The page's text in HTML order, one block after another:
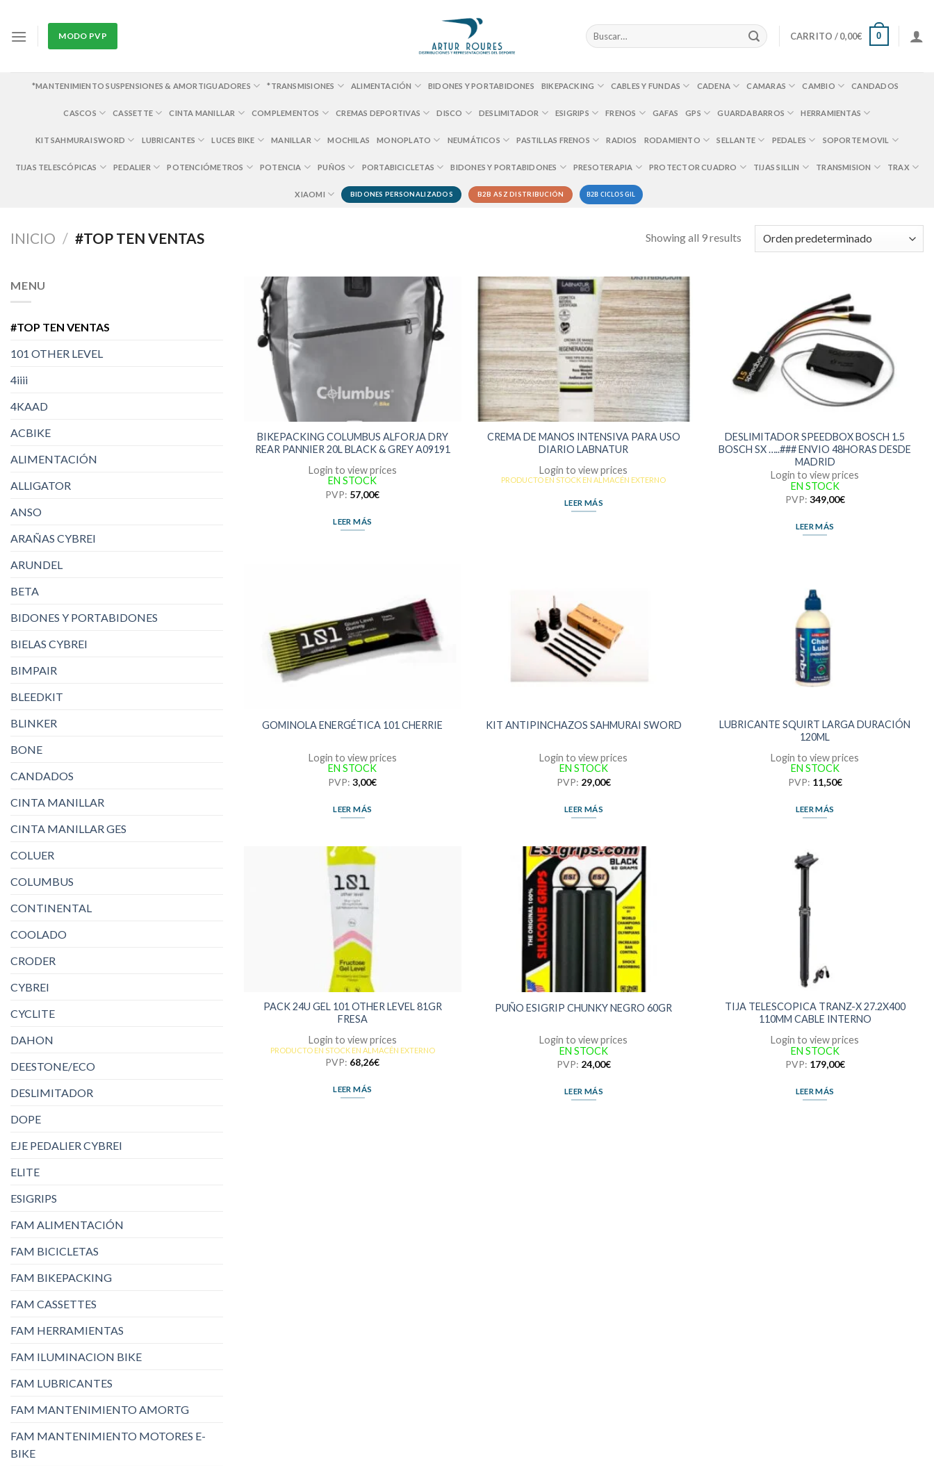
content
MODO PVP
Buscar
por:
CARRITO /0,00€ 0
*MANTENIMIENTO SUSPENSIONES & AMORTIGUADORES *TRANSMISIONES ALIMENTACIÓN BIDONES Y PORTABIDONES BIKEPACKING CABLES Y FUNDAS CADENA CAMARAS CAMBIO CANDADOS
CASCOS CASSETTE CINTA MANILLAR COMPLEMENTOS CREMAS DEPORTIVAS DISCO DESLIMITADOR ESIGRIPS FRENOS GAFAS GPS GUARDABARROS HERRAMIENTAS
KIT SAHMURAI SWORD LUBRICANTES LUCES BIKE MANILLAR MOCHILAS MONOPLATO NEUMÁTICOS PASTILLAS FRENOS RADIOS RODAMIENTO SELLANTE PEDALES SOPORTE MOVIL
TIJAS TELESCÓPICAS PEDALIER POTENCIÓMETROS POTENCIA PUÑOS PORTABICICLETAS BIDONES Y PORTABIDONES PRESOTERAPIA PROTECTOR CUADRO TIJAS SILLIN TRANSMISION TRAX
XIAOMI BIDONES PERSONALIZADOS B2B ASZ DISTRIBUCIÓN B2B CICLOS GIL
INICIO / #TOP TEN VENTAS Showing all 9 results
MENU
#TOP TEN VENTAS
101 OTHER LEVEL
4iiii
4KAAD
ACBIKE
ALIMENTACIÓN
ALLIGATOR
ANSO
ARAÑAS CYBREI
ARUNDEL
BETA
BIDONES Y PORTABIDONES
BIELAS CYBREI
BIMPAIR
BLEEDKIT
BLINKER
BONE
CANDADOS
CINTA MANILLAR
CINTA MANILLAR GES
COLUER
COLUMBUS
CONTINENTAL
COOLADO
CRODER
CYBREI
CYCLITE
DAHON
DEESTONE/ECO
DESLIMITADOR
DOPE
EJE PEDALIER CYBREI
ELITE
ESIGRIPS
FAM ALIMENTACIÓN
FAM BICICLETAS
FAM BIKEPACKING
FAM CASSETTES
FAM HERRAMIENTAS
FAM ILUMINACION BIKE
FAM LUBRICANTES
FAM MANTENIMIENTO AMORTG
FAM MANTENIMIENTO MOTORES E-
BIKE
BIKEPACKING COLUMBUS ALFORJA DRY
REAR PANNIER 20L BLACK & GREY A09191
Login to view prices
EN STOCK
PVP: 57,00€
LEER MÁS
CREMA DE MANOS INTENSIVA PARA USO
DIARIO LABNATUR
Login to view prices
PRODUCTO EN STOCK EN ALMACÉN EXTERNO
LEER MÁS
DESLIMITADOR SPEEDBOX BOSCH 1.5
BOSCH SX …..### ENVIO 48HORAS DESDE
MADRID
Login to view prices
EN STOCK
PVP: 349,00€
LEER MÁS
GOMINOLA ENERGÉTICA 101 CHERRIE
Login to view prices
EN STOCK
PVP:3,00€
LEER MÁS
KIT ANTIPINCHAZOS SAHMURAI SWORD
Login to view prices
EN STOCK
PVP: 29,00€
LEER MÁS
LUBRICANTE SQUIRT LARGA DURACIÓN
120ML
Login to view prices
EN STOCK
PVP: 11,50€
LEER MÁS
PACK 24U GEL 101 OTHER LEVEL 81GR
FRESA
Login to view prices
PRODUCTO EN STOCK EN ALMACÉN EXTERNO
PVP: 68,26€
LEER MÁS
PUÑO ESIGRIP CHUNKY NEGRO 60GR
Login to view prices
EN STOCK
PVP: 24,00€
LEER MÁS
TIJA TELESCOPICA TRANZ-X 27.2X400
110MM CABLE INTERNO
Login to view prices
EN STOCK
PVP: 179,00€
LEER MÁS